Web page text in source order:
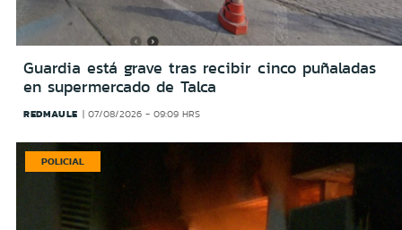
Guardia está grave tras recibir cinco puñaladas
en supermercado de Talca
REDMAULE 07/08/2026 - 09:09 HRS
POLICIAL